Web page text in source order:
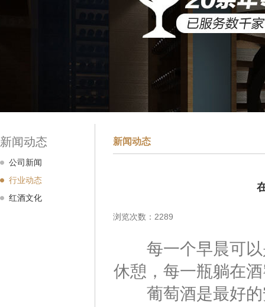
新闻动态
公司新闻
行业动态
红酒文化
新闻动态
浏览次数：2289
每一个早晨可以
休憩，每一瓶躺在
葡萄酒是最好的